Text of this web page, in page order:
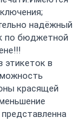
надёжный
по бюджетной
этикеток в
красящей